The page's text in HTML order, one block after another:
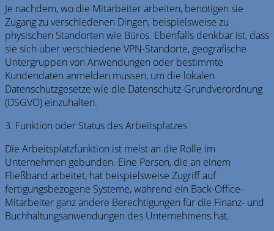
Je nachdem, wo die Mitarbeiter arbeiten, benötigen sie
Zugang zu verschiedenen Dingen, beispielsweise zu
physischen Standorten wie Büros. Ebenfalls denkbar ist, dass
sie sich über verschiedene VPN-Standorte, geografische
Untergruppen von Anwendungen oder bestimmte
Kundendaten anmelden müssen, um die lokalen
Datenschutzgesetze wie die Datenschutz-Grundverordnung
(DSGVO) einzuhalten.
3. Funktion oder Status des Arbeitsplatzes
Die Arbeitsplatzfunktion ist meist an die Rolle im
Unternehmen gebunden. Eine Person, die an einem
Fließband arbeitet, hat beispielsweise Zugriff auf
fertigungsbezogene Systeme, während ein Back-Office-
Mitarbeiter ganz andere Berechtigungen für die Finanz- und
Buchhaltungsanwendungen des Unternehmens hat.